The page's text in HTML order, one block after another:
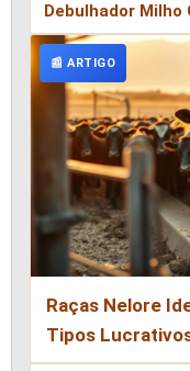
Debulhador Milho
📰 ARTIGO
Raças Nelore
Tipos